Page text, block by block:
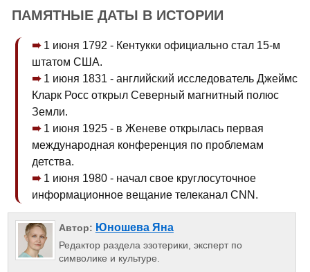
ПАМЯТНЫЕ ДАТЫ В ИСТОРИИ
1 июня 1792 - Кентукки официально стал 15-м
штатом США.
1 июня 1831 - английский исследователь Джеймс
Кларк Росс открыл Северный магнитный полюс
Земли.
1 июня 1925 - в Женеве открылась первая
международная конференция по проблемам
детства.
1 июня 1980 - начал свое круглосуточное
информационное вещание телеканал CNN.
Автор: Юношева Яна
Редактор раздела эзотерики, эксперт по
символике и культуре.